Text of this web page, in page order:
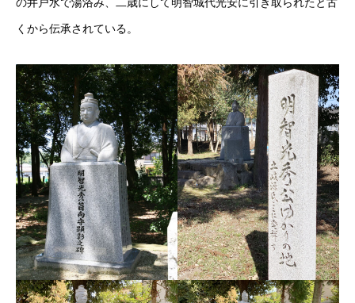
くから伝承されている。